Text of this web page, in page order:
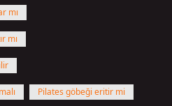
mı
mı
Pilates göbeği eritir mi